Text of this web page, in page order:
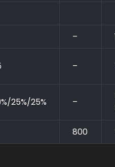
–
–
25%/25% –
800